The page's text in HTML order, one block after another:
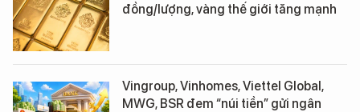
đồng/lượng, vàng thế giới tăng mạnh
Vingroup, Vinhomes, Viettel Global,
MWG, BSR đem “núi tiền” gửi ngân